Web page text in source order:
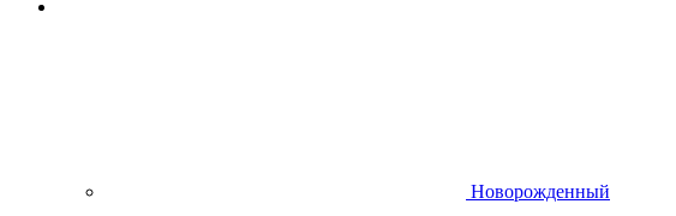
Новорожденный